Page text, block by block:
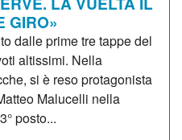
GIRO»
dalle prime tre tappe del
altissimi. Nella
si è reso protagonista
Malucelli nella
posto...